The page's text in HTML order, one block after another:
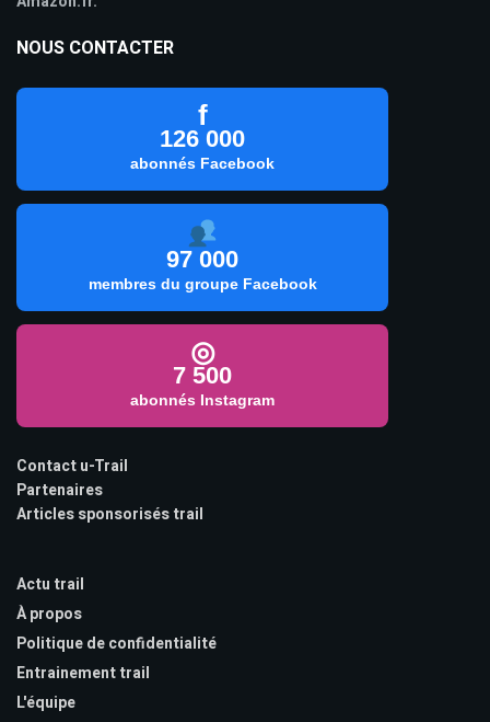
NOUS CONTACTER
f
126 000
abonnés Facebook
97 000
membres du groupe Facebook
◎
7 500
abonnés Instagram
Contact u-Trail
Partenaires
Articles sponsorisés trail
Actu trail
À propos
Politique de confidentialité
Entrainement trail
L'équipe